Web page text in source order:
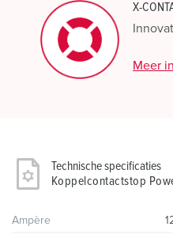
X-
Meer
Technische specificaties
Koppelcontactstop
Ampère